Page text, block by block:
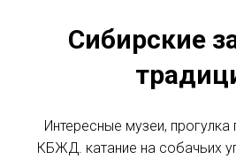
Сибирские
Интересные музеи, прогулка
КБЖД. катание на собачьих